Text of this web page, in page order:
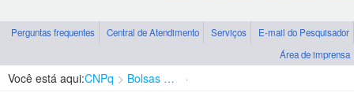
Perguntas frequentes Central de Atendimento Serviços
E-mail do Pesquisador
Área de imprensa
Você está aqui:CNPq Bolsas e Auxílios Vigentes